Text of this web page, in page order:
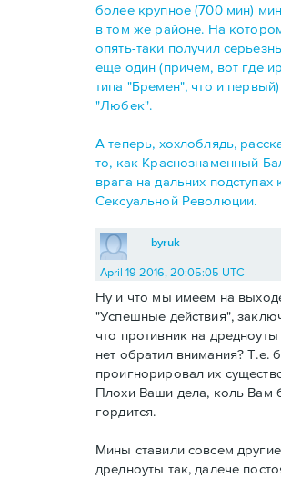
более крупное (700 мин)
в том же районе. На
опять-таки получил
еще один (причем, вот где
типа "Бремен", что и
"Любек".
А теперь, хохлоблядь,
то, как Краснознаменный
врага на дальних
Сексуальной Революции.
byruk
April 19 2016, 20:05:05 UTC
Ну и что мы имеем на
"Успешные действия",
что противник на
нет обратил внимания? Т.е.
проигнорировал их
Плохи Ваши дела, коль Вам
гордится.
Мины ставили совсем
дредноуты так, далече